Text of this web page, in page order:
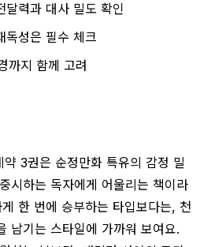
달력과 대사 밀도 확인
독성은 필수 체크
까지 함께 고려
3권은 순정만화 특유의 감정 밀
시하는 독자에게 어울리는 책이라
한 번에 승부하는 타입보다는, 천
남기는 스타일에 가까워 보여요.